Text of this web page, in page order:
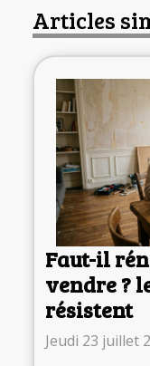
Articles
Faut-il
vendre ?
résistent
Jeudi 23 juillet